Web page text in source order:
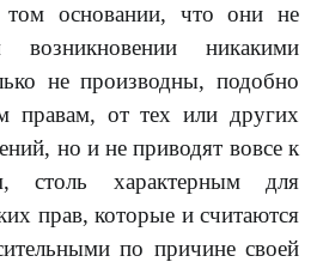
основании, что они не
никакими
не производны, подобно
правам, от тех или других
но и не приводят вовсе к
столь характерным для
прав, которые и считаются
по причине своей